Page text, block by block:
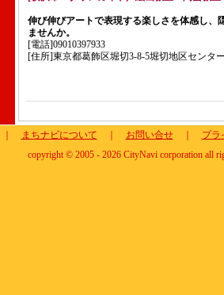
伸び伸びアートで表現する楽しさを体感し、
ませんか。
[電話]09010397933
[住所]東京都葛飾区堀切3-8-5堀切地区センタ
まちナビについて お問い合せ｜
プラ
copyright © 2005 - 2026 CityNavi corporation all